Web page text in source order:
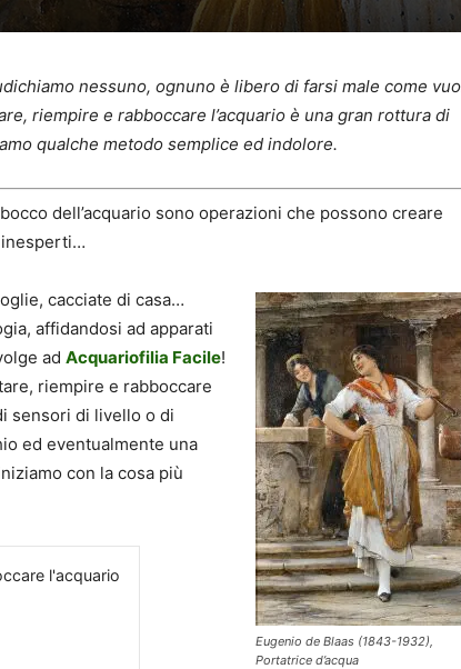
nessuno, ognuno è libero di farsi male come
riempire e rabboccare l’acquario è una gran rottura di
qualche metodo semplice ed indolore.
dell’acquario sono operazioni che possono creare
inesperti…
Eugenio de Blaas (1843-1932),
Portatrice d’acqua
cacciate di casa…
affidandosi ad apparati
ad Acquariofilia Facile!
riempire e rabboccare
sensori di livello o di
ed eventualmente una
con la cosa più
l'acquario